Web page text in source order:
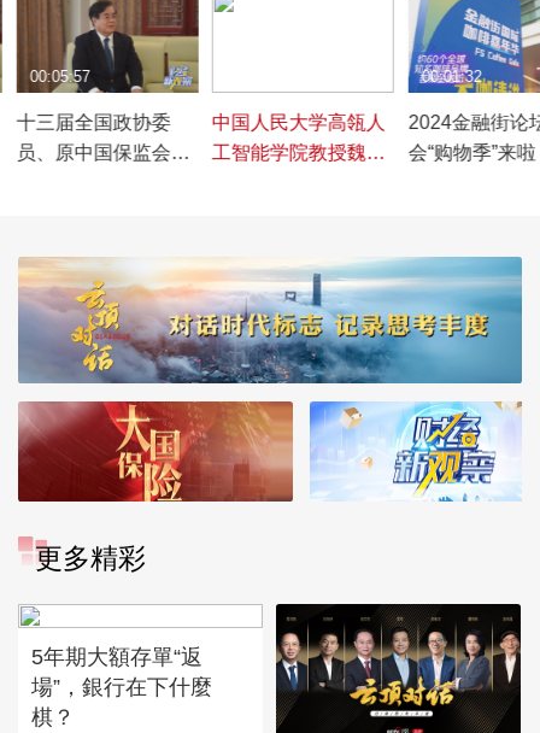
十三届全国政协委
员、原中国保监会党
00:05:57
中国人民大学高瓴人
工智能学院教授魏哲
业化质效
2024金融街论
会“购物季”来
00:01:32
更多精彩
5年期大額存單“返
場”，銀行在下什麼
棋？